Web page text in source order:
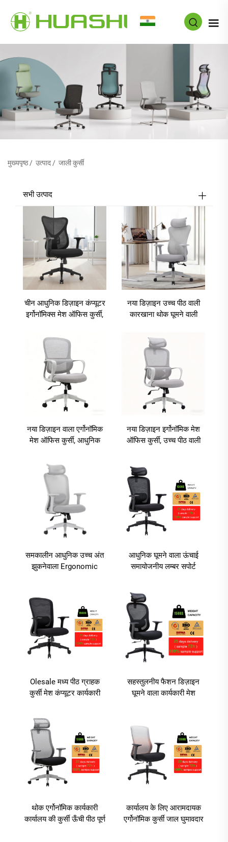
मुख्यपृष्ठ/ उत्पाद / जाली कुर्सी
सभी उत्पाद
चीन आधुनिक डिज़ाइन कंप्यूटर
इर्गोनॉमिक्स मेश ऑफिस कुर्सी,
डेस्क फर्नीचर, ऑफिस टेबल
और कुर्सी सेट
नया डिज़ाइन उच्च पीठ वाली
कारखाना थोक घूमने वाली
निर्माता, आधुनिक कंप्यूटर कुर्सी,
सिलास डी ओफिसिना
नया डिज़ाइन वाला एर्गोनॉमिक
मेश ऑफिस कुर्सी, आधुनिक
ऑफिस डेस्क फर्नीचर के लिए
नया डिज़ाइन इर्गोनॉमिक मेश
ऑफिस कुर्सी, उच्च पीठ वाली
ऑफिस फर्नीचर, सिलास डी
ओफिसिना
समकालीन आधुनिक उच्च अंत
झुकनेवाला Ergonomic
उपयोग के लिए Foshan में
आधुनिक घूमने वाला ऊंचाई
समायोजनीय लम्बर सपोर्ट
Olesale मध्य पीठ ग्राहक
कुर्सी मेश कंप्यूटर कार्यकारी
सहस्तुलनीय फैशन डिज़ाइन
घूमने वाला कार्यकारी मेश
एरगोनॉमिक कुर्सी
थोक एर्गोनॉमिक कार्यकारी
कार्यालय की कुर्सी ऊँची पीठ पूर्ण
कार्यालय के लिए आरामदायक
एर्गोनॉमिक कुर्सी जाल घुमावदार